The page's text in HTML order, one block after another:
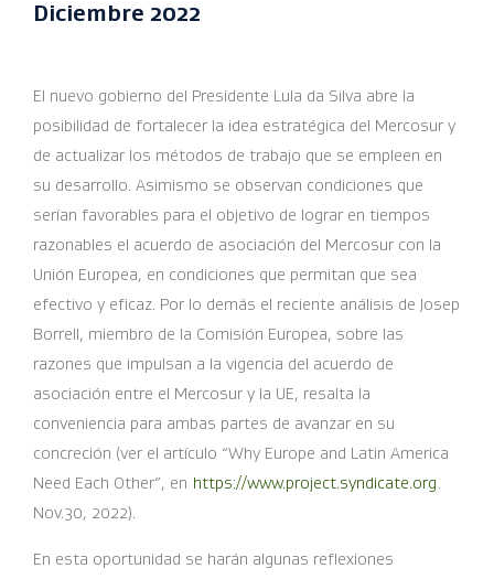
Diciembre 2022
El nuevo gobierno del Presidente Lula da Silva abre la
posibilidad de fortalecer la idea estratégica del Mercosur y
de actualizar los métodos de trabajo que se empleen en
su desarrollo. Asimismo se observan condiciones que
serían favorables para el objetivo de lograr en tiempos
razonables el acuerdo de asociación del Mercosur con la
Unión Europea, en condiciones que permitan que sea
efectivo y eficaz. Por lo demás el reciente análisis de Josep
Borrell, miembro de la Comisión Europea, sobre las
razones que impulsan a la vigencia del acuerdo de
asociación entre el Mercosur y la UE, resalta la
conveniencia para ambas partes de avanzar en su
concreción (ver el artículo “Why Europe and Latin America
Need Each Other”, en https://www.project.syndicate.org.
Nov.30, 2022).
En esta oportunidad se harán algunas reflexiones